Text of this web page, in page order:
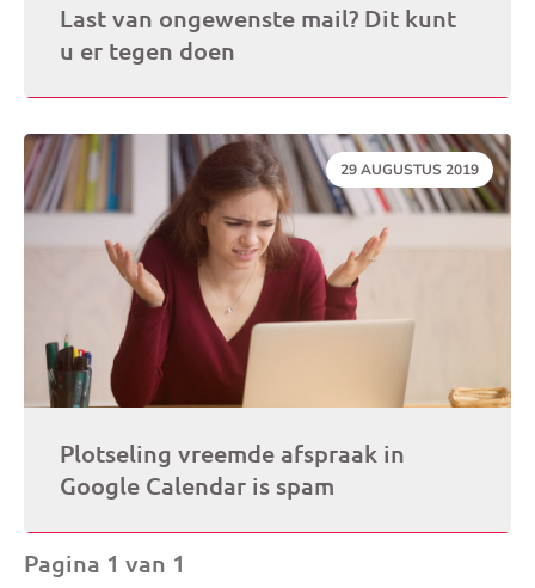
Last van ongewenste mail? Dit kunt
u er tegen doen
DATUM:
29 AUGUSTUS 2019
Plotseling vreemde afspraak in
Google Calendar is spam
Pagina 1 van 1